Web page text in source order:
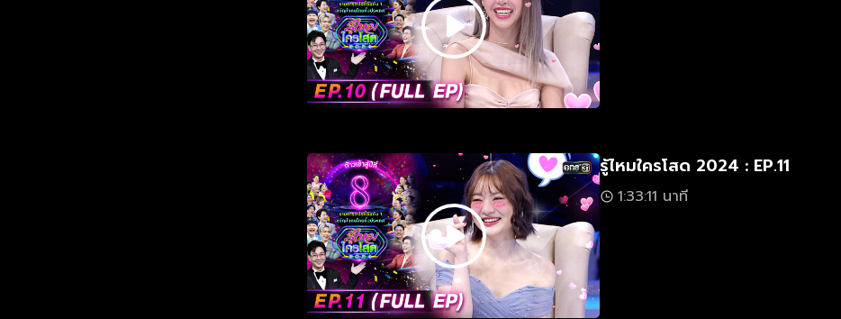
รู้ไหมใครโสด 2024 : EP.11
1:33:11 นาที